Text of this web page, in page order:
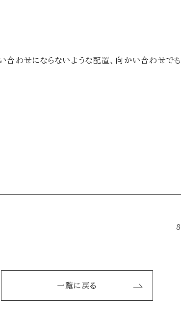
合わせにならないような配置、向かい合わせで
一覧に戻る